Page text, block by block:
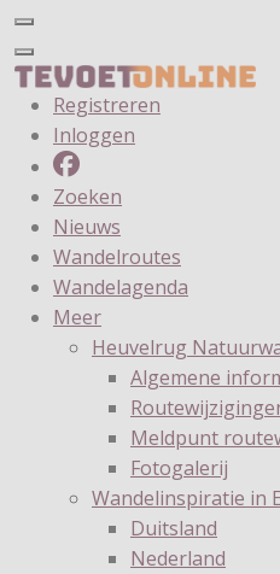
Registreren
Inloggen
Zoeken
Nieuws
Wandelroutes
Wandelagenda
Meer
Heuvelrug
Algemene
Meldpunt
Fotogalerij
Wandelinspiratie in
Duitsland
Nederland